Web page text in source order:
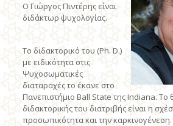
O Γιώργος Πιντέρης είναι
διδάκτωρ ψυχολογίας.
Tο διδακτορικό του (Ph. D.)
με ειδικότητα στις
Ψυχοσωματικές
διαταραχές το έκανε στο
Πανεπιστήμιο Ball State της Indiana. Tο
διδακτορικής του διατριβής είναι η
προσωπικότητα και την καρκινογένεση.